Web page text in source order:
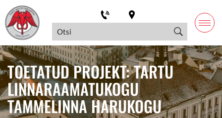
TOETATUD PROJEKT: TARTU
LINNARAAMATUKOGU
TAMMELINNA HARUKOGU